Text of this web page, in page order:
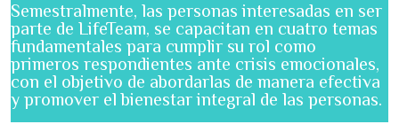
Semestralmente, las personas interesadas en ser
parte de LifeTeam, se capacitan en cuatro temas
fundamentales para cumplir su rol como
primeros respondientes ante crisis emocionales,
con el objetivo de abordarlas de manera efectiva
y promover el bienestar integral de las personas.